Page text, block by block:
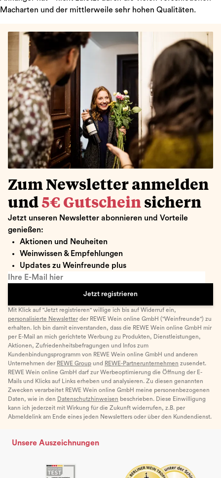
Macharten und der mittlerweile sehr hohen Qualitäten.
Zum Newsletter anmelden
und 5€ Gutschein sichern
Jetzt unseren Newsletter abonnieren und Vorteile
genießen:
Aktionen und Neuheiten
Weinwissen & Empfehlungen
Updates zu Weinfreunde plus
Ihre E-Mail hier
Jetzt registrieren
Mit Klick auf "Jetzt registrieren" willige ich bis auf Widerruf ein,
personalisierte Newsletter der REWE Wein online GmbH ("Weinfreunde") zu
erhalten. Ich bin damit einverstanden, dass die REWE Wein online GmbH mir
per E-Mail an mich gerichtete Werbung zu Produkten, Dienstleistungen,
Aktionen, Zufriedenheitsbefragungen und Infos zum
Kundenbindungsprogramm von REWE Wein online GmbH und anderen
Unternehmen der REWE Group und REWE-Partnerunternehmen zusendet.
REWE Wein online GmbH darf zur Werbeoptimierung die Öffnung der E-
Mails und Klicks auf Links erheben und analysieren. Zu diesen genannten
Zwecken verarbeitet REWE Wein online GmbH meine personenbezogenen
Daten, wie in den Datenschutzhinweisen beschrieben. Diese Einwilligung
kann ich jederzeit mit Wirkung für die Zukunft widerrufen, z.B. per
Abmeldelink am Ende eines jeden Newsletters oder über den Kundendienst.
Unsere Auszeichnungen